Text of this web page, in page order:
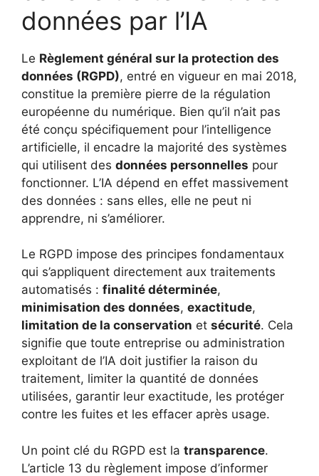
données par l’IA
Le Règlement général sur la protection des
données (RGPD), entré en vigueur en mai 2018,
constitue la première pierre de la régulation
européenne du numérique. Bien qu’il n’ait pas
été conçu spécifiquement pour l’intelligence
artificielle, il encadre la majorité des systèmes
qui utilisent des données personnelles pour
fonctionner. L’IA dépend en effet massivement
des données : sans elles, elle ne peut ni
apprendre, ni s’améliorer.
Le RGPD impose des principes fondamentaux
qui s’appliquent directement aux traitements
automatisés : finalité déterminée,
minimisation des données, exactitude,
limitation de la conservation et sécurité. Cela
signifie que toute entreprise ou administration
exploitant de l’IA doit justifier la raison du
traitement, limiter la quantité de données
utilisées, garantir leur exactitude, les protéger
contre les fuites et les effacer après usage.
Un point clé du RGPD est la transparence.
L’article 13 du règlement impose d’informer